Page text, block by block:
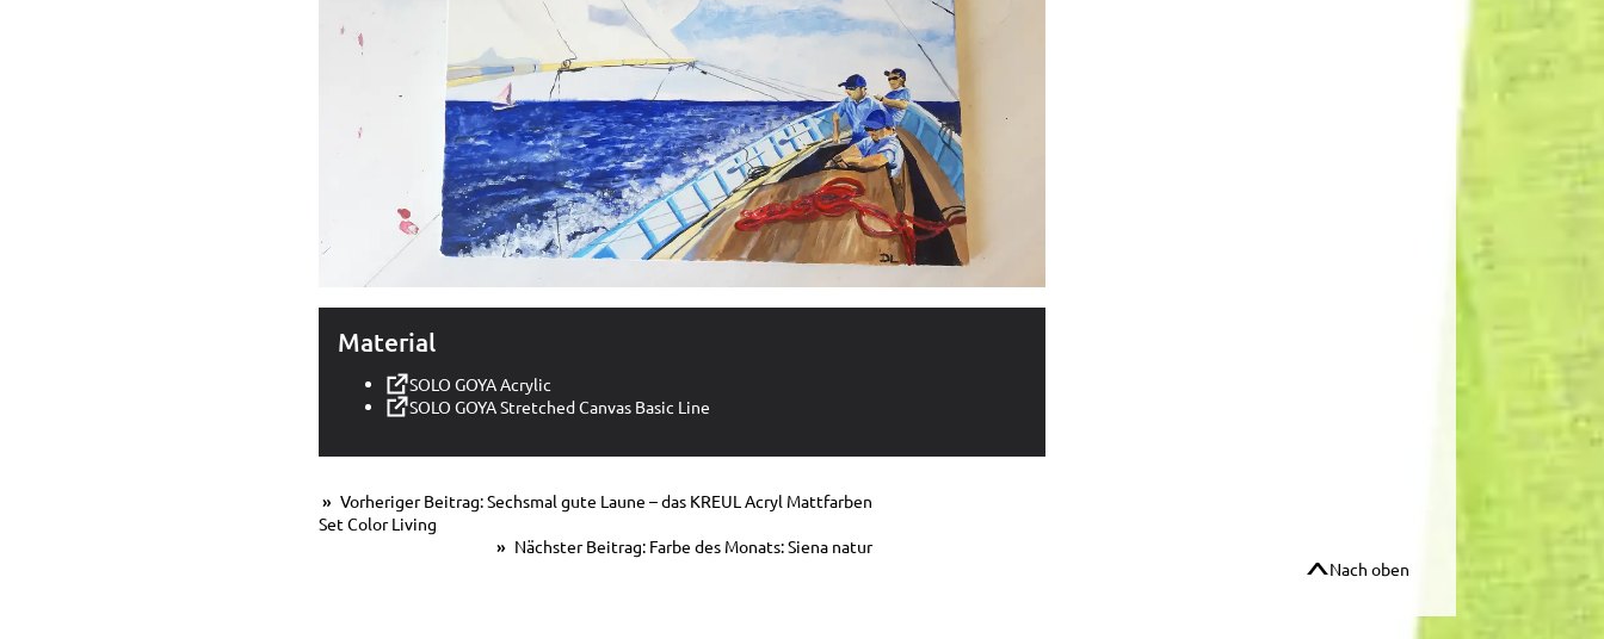
Material
SOLO GOYA Acrylic
SOLO GOYA Stretched Canvas Basic Line
Vorheriger Beitrag: Sechsmal gute Laune – das KREUL Acryl Mattfarben
Set Color Living
Nächster Beitrag: Farbe des Monats: Siena natur
Nach oben